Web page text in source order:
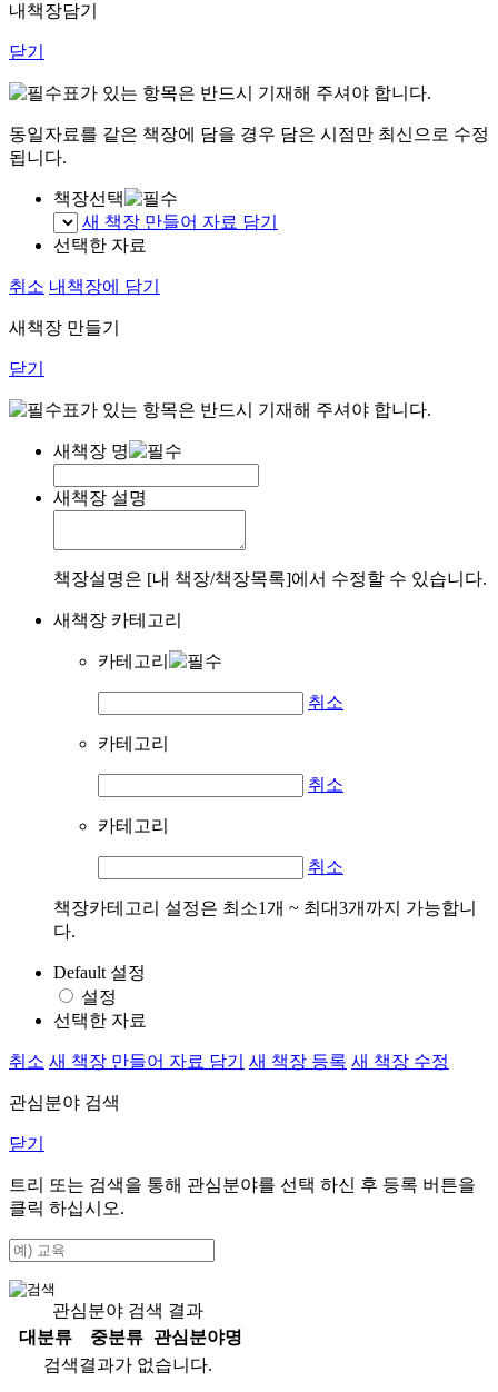
내책장담기
닫기
표가 있는 항목은 반드시 기재해 주셔야 합니다.
동일자료를 같은 책장에 담을 경우 담은 시점만 최신으로 수정
됩니다.
책장선택
새 책장 만들어 자료 담기
선택한 자료
취소 내책장에 담기
새책장 만들기
닫기
표가 있는 항목은 반드시 기재해 주셔야 합니다.
새책장 명
새책장 설명
책장설명은 [내 책장/책장목록]에서 수정할 수 있습니다.
새책장 카테고리
카테고리
취소
카테고리
취소
카테고리
취소
책장카테고리 설정은 최소1개 ~ 최대3개까지 가능합니
다.
Default 설정
설정
선택한 자료
취소 새 책장 만들어 자료 담기 새 책장 등록 새 책장 수정
관심분야 검색
닫기
트리 또는 검색을 통해 관심분야를 선택 하신 후 등록 버튼을
클릭 하십시오.
관심분야 검색 결과
대분류
중분류
관심분야명
검색결과가 없습니다.